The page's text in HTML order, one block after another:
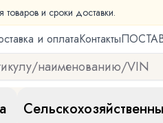
и сроки доставки.
и оплатаКонтакты